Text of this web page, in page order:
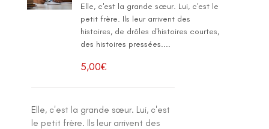
Elle, c'est la grande sœur. Lui, c'est le
petit frère. Ils leur arrivent des
histoires, de drôles d'histoires courtes,
des histoires pressées....
5,00€
Elle, c'est la grande sœur. Lui, c'est
le petit frère. Ils leur arrivent des